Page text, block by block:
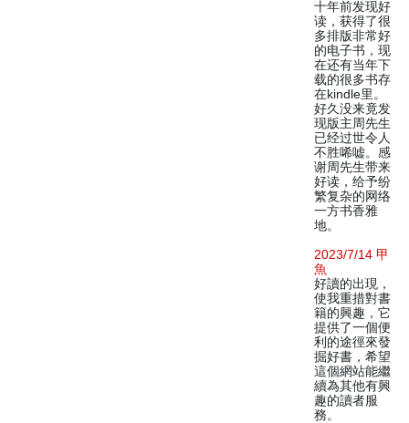
十年前发现好
读，获得了很
多排版非常好
的电子书，现
在还有当年下
载的很多书存
在kindle里。
好久没来竟发
现版主周先生
已经过世令人
不胜唏嘘。感
谢周先生带来
好读，给予纷
繁复杂的网络
一方书香雅
地。
2023/7/14 甲
魚
好讀的出現，
使我重措對書
籍的興趣，它
提供了一個便
利的途徑來發
掘好書，希望
這個網站能繼
續為其他有興
趣的讀者服
務。